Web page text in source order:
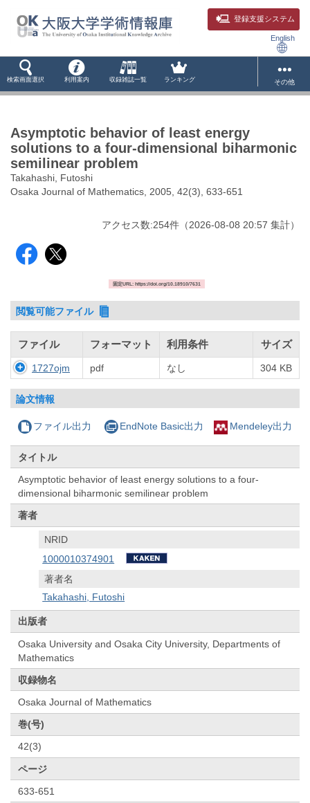
登録支援システム
English
検索画面選択 利用案内 収録雑誌一覧 ランキング その他
Asymptotic behavior of least energy
solutions to a four-dimensional biharmonic
semilinear problem
Takahashi, Futoshi
Osaka Journal of Mathematics, 2005, 42(3), 633-651
アクセス数:254件 （2026-08-08 20:57 集計）
固定URL: https://doi.org/10.18910/7631
閲覧可能ファイル
ファイル フォーマット 利用条件 サイズ
1727ojm pdf なし 304 KB
論文情報
ファイル出力 EndNote Basic出力 Mendeley出力
タイトル
Asymptotic behavior of least energy solutions to a four-
dimensional biharmonic semilinear problem
著者
NRID
1000010374901
著者名
Takahashi, Futoshi
出版者
Osaka University and Osaka City University, Departments of
Mathematics
収録物名
Osaka Journal of Mathematics
巻(号)
42(3)
ページ
633-651